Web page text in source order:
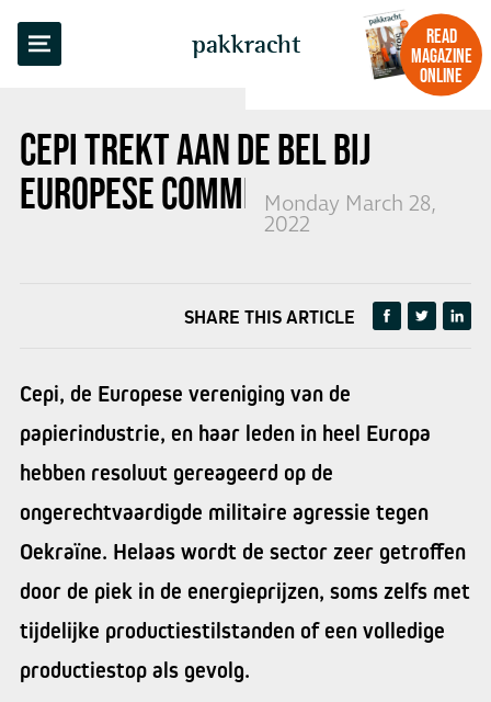
pakkracht
READ
MAGAZINE
ONLINE
CEPI TREKT AAN DE BEL BIJ
EUROPESE COMMISSIEMonday March 28,
2022
BACK TO OVERVIEW
SHARE THIS ARTICLE
Cepi, de Europese vereniging van de
papierindustrie, en haar leden in heel Europa
hebben resoluut gereageerd op de
ongerechtvaardigde militaire agressie tegen
Oekraïne. Helaas wordt de sector zeer getroffen
door de piek in de energieprijzen, soms zelfs met
tijdelijke productiestilstanden of een volledige
productiestop als gevolg.